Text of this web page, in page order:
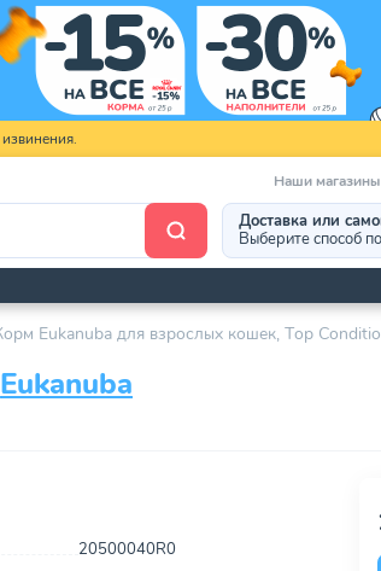
Наши магазины
Доставка или
Выберите способ
Eukanuba для взрослых кошек, Тop
Eukanuba
20500040R0